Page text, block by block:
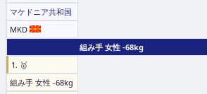
マケドニア共和国
MKD
組み手 女性 -68kg
1. 🥇
組み手 女性 -68kg